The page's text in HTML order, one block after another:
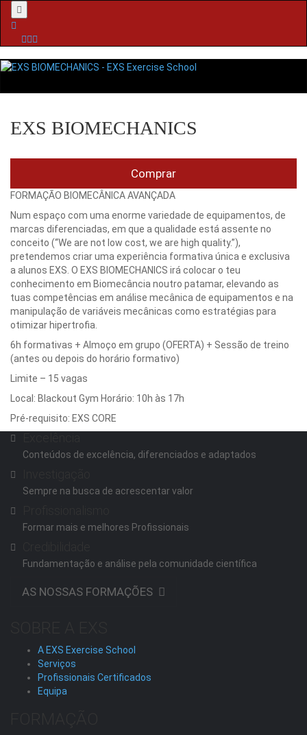
Menu
EXS BIOMECHANICS
Comprar
FORMAÇÃO BIOMECÂNICA AVANÇADA
Num espaço com uma enorme variedade de equipamentos, de
marcas diferenciadas, em que a qualidade está assente no
conceito (“We are not low cost, we are high quality.”),
pretendemos criar uma experiência formativa única e exclusiva
a alunos EXS. O EXS BIOMECHANICS irá colocar o teu
conhecimento em Biomecância noutro patamar, elevando as
tuas competências em análise mecânica de equipamentos e na
manipulação de variáveis mecânicas como estratégias para
otimizar hipertrofia.
6h formativas + Almoço em grupo (OFERTA) + Sessão de treino
(antes ou depois do horário formativo)
Limite – 15 vagas
Local: Blackout Gym Horário: 10h às 17h
Pré-requisito: EXS CORE
Conteúdos de excelência, diferenciados e adaptados
Sempre na busca de acrescentar valor
Formar mais e melhores Profissionais
Fundamentação e análise pela comunidade científica
AS NOSSAS FORMAÇÕES
A EXS Exercise School
Serviços
Profissionais Certificados
Equipa